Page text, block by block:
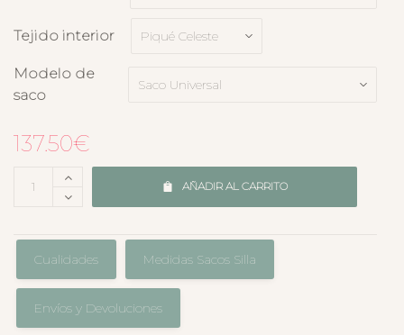
Tejido interior
Modelo de
saco
137.50€
AÑADIR AL CARRITO
Cualidades Medidas Sacos Silla
Envíos y Devoluciones